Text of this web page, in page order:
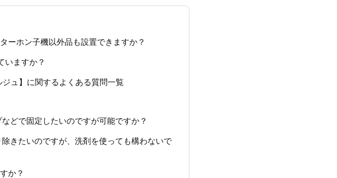
ーホン子機以外品も設置できますか？
いますか？
ュ】に関するよくある質問一覧
どで固定したいのですが可能ですか？
きたいのですが、洗剤を使っても構わないで
か？